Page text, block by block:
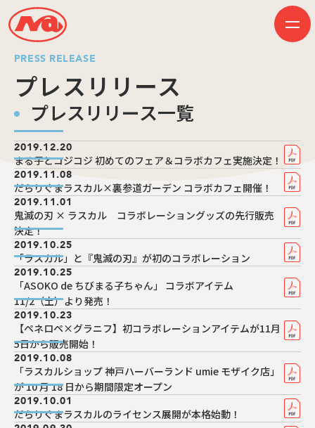
〒104-0061
東京都中央区銀座7丁目13番20号 銀座THビル5F
EN
HOME
ニュース
ビジネス
作品紹介
会社案内
創業50周年記念ページ
音楽配信
採用情報
プレスリリース
お問い合わせ
PRESS RELEASE
プレスリリース
プレスリリース一覧
2019.12.20
まる子とコジコジ 初めてのフェア＆コラボカフェ実施決定！
2019.11.08
だらりぐまラスカル×裏参道ガーデン コラボカフェ開催！
2019.11.01
鬼滅の刃 × ラスカル コラボレーショングッズの先行販売
決定！
2019.10.25
「ラスカル」と『鬼滅の刃』が初のコラボレーション
2019.10.25
「ASOKO de ちびまる子ちゃん」 コラボアイテム
11/2（土）より発売！
2019.10.23
【ペネロペ×グラニフ】初コラボレーションアイテムが11月
5日から販売開始！
2019.10.08
「ラスカルショップ 神戸ハーバーランド umie モザイク店」
が 10 月 18 日から期間限定オープン
2019.10.01
だらりぐまラスカルのライセンス展開が本格始動！